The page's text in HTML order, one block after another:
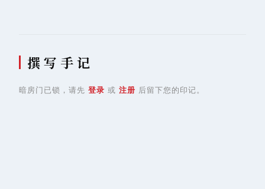
撰 写 手 记
暗房门已锁，请先 登录 或 注册 后留下您的印记。